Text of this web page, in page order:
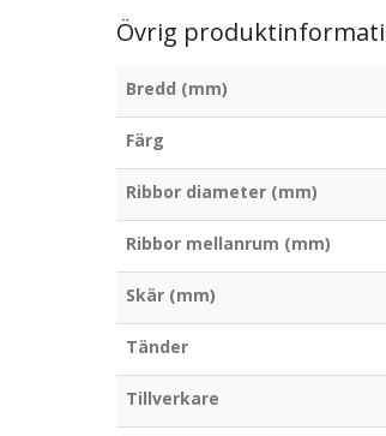
Övrig
Bredd (mm)
Färg
Ribbor diameter (mm)
Ribbor mellanrum (mm)
Skär (mm)
Tänder
Tillverkare